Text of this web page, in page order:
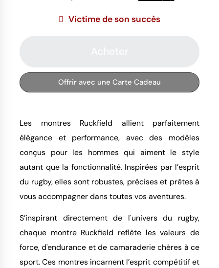
Victime de son succès
Offrir avec une Carte Cadeau
Les montres Ruckfield allient parfaitement
élégance et performance, avec des modèles
conçus pour les hommes qui aiment le style
autant que la fonctionnalité. Inspirées par l’esprit
du rugby, elles sont robustes, précises et prêtes à
vous accompagner dans toutes vos aventures.
S’inspirant directement de l'univers du rugby,
chaque montre Ruckfield reflète les valeurs de
force, d'endurance et de camaraderie chères à ce
sport. Ces montres incarnent l’esprit compétitif et